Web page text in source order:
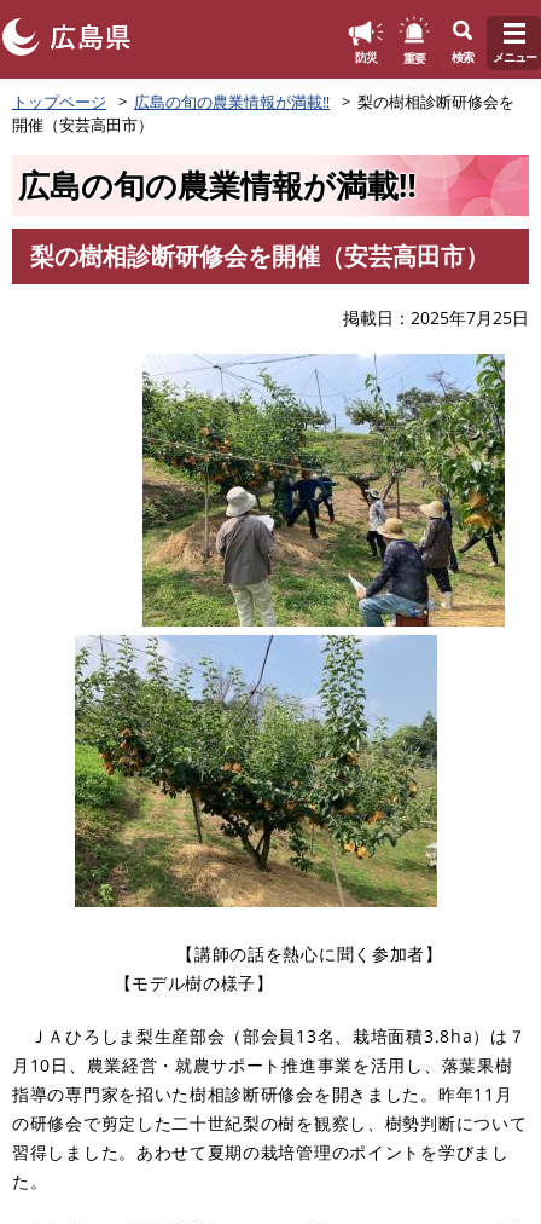
ペ
ー
ジ
。
防災 重要 検索 メニュー
トップページ 広島の旬の農業情報が満載‼
梨の樹相診断研修会を
開催（安芸高田市）
広島の旬の農業情報が満載‼
文
梨の樹相診断研修会を開催（安芸高田市）
掲載日 2025年7月25日
【講師の話を熱心に聞く参加者】
【モデル樹の様子】
ＪＡひろしま梨生産部会（部会員13名、栽培面積3.8ha）は７
月10日、農業経営・就農サポート推進事業を活用し、落葉果樹
指導の専門家を招いた樹相診断研修会を開きました。昨年11月
の研修会で剪定した二十世紀梨の樹を観察し、樹勢判断について
習得しました。あわせて夏期の栽培管理のポイントを学びまし
た。